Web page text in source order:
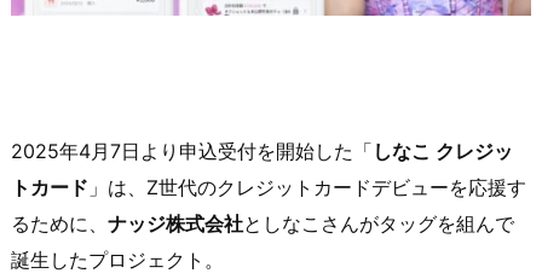
2025年4月7日より申込受付を開始した「 しなこ クレジッ
トカード 」は、Z世代のクレジットカードデビューを応援す
るために、 ナッジ株式会社としなこさんがタッグを組んで
誕生したプロジェクト。